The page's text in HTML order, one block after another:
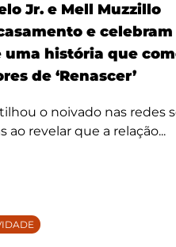
Jr. e Mell Muzzillo
e
história que
de ‘Renascer’
o noivado nas redes
ao revelar que a relação...